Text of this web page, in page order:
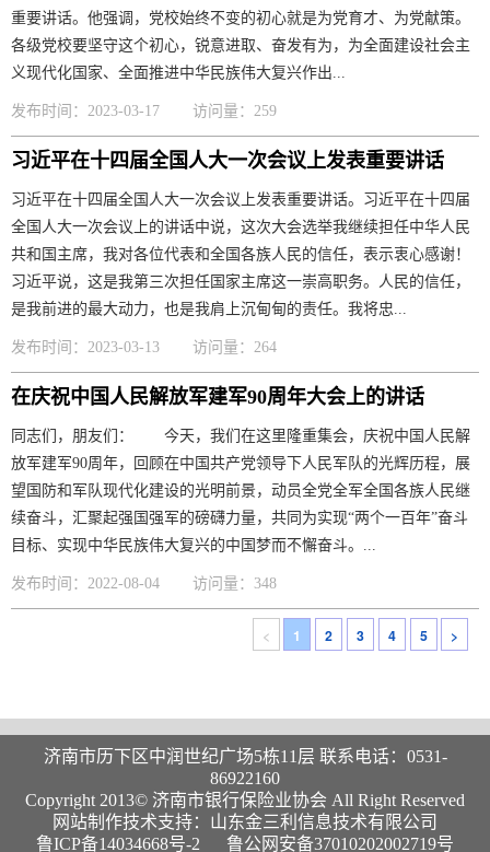
重要讲话。他强调，党校始终不变的初心就是为党育才、为党献策。
各级党校要坚守这个初心，锐意进取、奋发有为，为全面建设社会主
义现代化国家、全面推进中华民族伟大复兴作出...
发布时间：2023-03-17 访问量：259
习近平在十四届全国人大一次会议上发表重要讲话
习近平在十四届全国人大一次会议上发表重要讲话。习近平在十四届
全国人大一次会议上的讲话中说，这次大会选举我继续担任中华人民
共和国主席，我对各位代表和全国各族人民的信任，表示衷心感谢！
习近平说，这是我第三次担任国家主席这一崇高职务。人民的信任，
是我前进的最大动力，也是我肩上沉甸甸的责任。我将忠...
发布时间：2023-03-13 访问量：264
在庆祝中国人民解放军建军90周年大会上的讲话
同志们，朋友们： 今天，我们在这里隆重集会，庆祝中国人民解
放军建军90周年，回顾在中国共产党领导下人民军队的光辉历程，展
望国防和军队现代化建设的光明前景，动员全党全军全国各族人民继
续奋斗，汇聚起强国强军的磅礴力量，共同为实现“两个一百年”奋斗
目标、实现中华民族伟大复兴的中国梦而不懈奋斗。...
发布时间：2022-08-04 访问量：348
< 1 2 3 4 5 >
济南市历下区中润世纪广场5栋11层 联系电话：0531-
86922160
Copyright 2013© 济南市银行保险业协会 All Right Reserved
网站制作技术支持：山东金三利信息技术有限公司
鲁ICP备14034668号-2
鲁公网安备37010202002719号